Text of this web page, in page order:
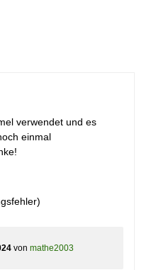
verwendet und es
einmal
von mathe2003